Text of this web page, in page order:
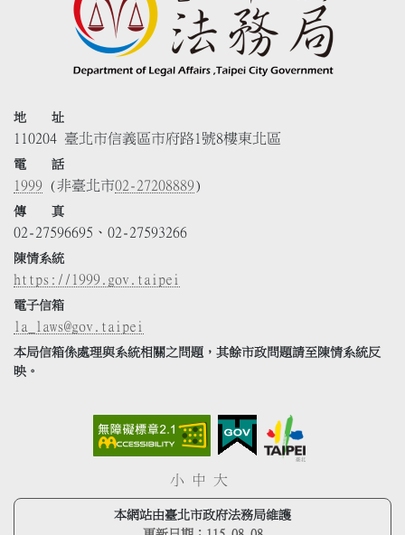
地 址
110204 臺北市信義區市府路1號8樓東北區
電 話
1999 (非臺北市02-27208889)
傳 真
02-27596695、02-27593266
陳情系統
https://1999.gov.taipei
電子信箱
la_laws@gov.taipei
本局信箱係處理與系統相關之問題，其餘市政問題請至陳情系統反
映。
小 中 大
本網站由臺北市政府法務局維護